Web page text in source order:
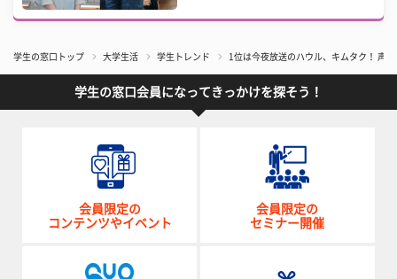
学生の窓口トップ 大学生活 学生トレンド 1位は今夜放送のハウル、キムタク！ 声
学生の窓口会員になってきっかけを探そう！
会員限定の
コンテンツやイベント
会員限定の
セミナー開催